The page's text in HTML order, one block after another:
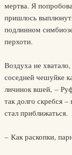
мертва. Я
пришлось
подлинном
перхоти.
Воздуха не
соседней чешуйке
личинок вшей, –
так долго скребся
стал приближаться.
– Как раскопки,